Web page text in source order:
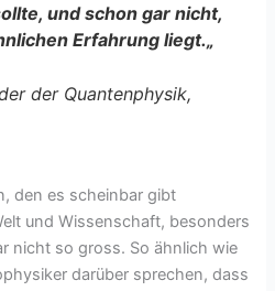
und schon gar nicht,
Erfahrung liegt.„
der Quantenphysik,
den es scheinbar gibt
und Wissenschaft, besonders
nicht so gross. So ähnlich wie
darüber sprechen, dass